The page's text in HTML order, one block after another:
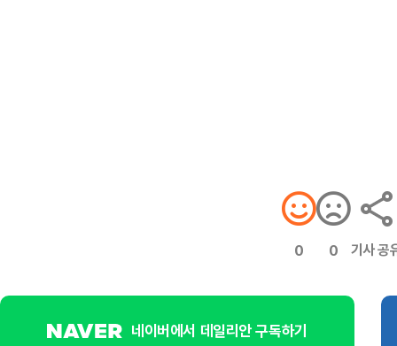
0 0 기사 공
네이버에서 데일리안 구독하기